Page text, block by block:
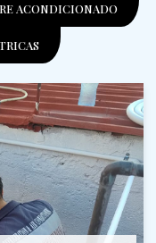
ACONDICIONADO